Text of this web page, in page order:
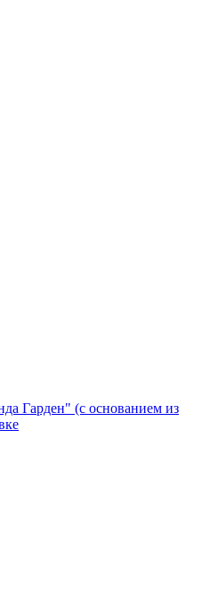
Гарден" (с основанием из